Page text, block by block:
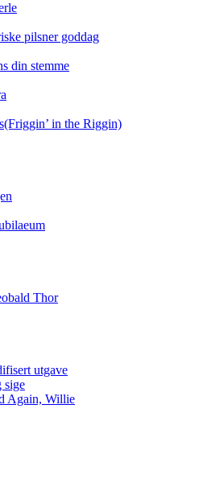
pilsner goddag
din stemme
in the Riggin)
Thor
utgave
sige
Again, Willie